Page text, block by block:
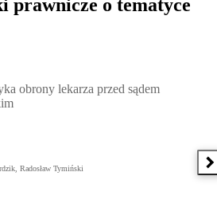
prawnicze o tematyce
lekarza przed sądem lekarskim,
obrony lekarza przed sądem
Radosław Tymiński